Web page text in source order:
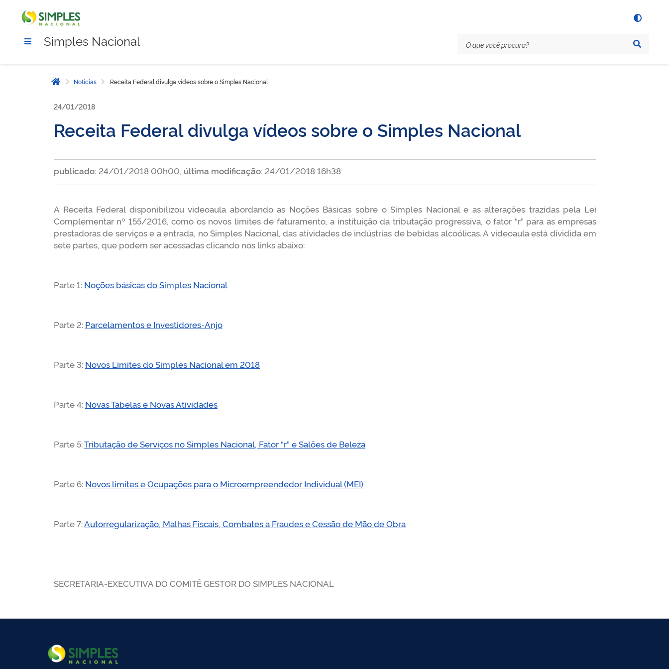
Simples Nacional
Página inicial
Notícias Receita Federal divulga vídeos sobre o Simples Nacional
24/01/2018
Receita Federal divulga vídeos sobre o Simples Nacional
publicado: 24/01/2018 00h00, última modificação: 24/01/2018 16h38
A Receita Federal disponibilizou videoaula abordando as Noções Básicas sobre o Simples Nacional e as alterações trazidas pela Lei
Complementar nº 155/2016, como os novos limites de faturamento, a instituição da tributação progressiva, o fator “r” para as empresas
prestadoras de serviços e a entrada, no Simples Nacional, das atividades de indústrias de bebidas alcoólicas. A videoaula está dividida em
sete partes, que podem ser acessadas clicando nos links abaixo:
Parte 1: Noções básicas do Simples Nacional
Parte 2: Parcelamentos e Investidores-Anjo
Parte 3: Novos Limites do Simples Nacional em 2018
Parte 4: Novas Tabelas e Novas Atividades
Parte 5:Tributação de Serviços no Simples Nacional, Fator “r” e Salões de Beleza
Parte 6: Novos limites e Ocupações para o Microempreendedor Individual (MEI)
Parte 7:Autorregularização, Malhas Fiscais, Combates a Fraudes e Cessão de Mão de Obra
SECRETARIA-EXECUTIVA DO COMITÊ GESTOR DO SIMPLES NACIONAL